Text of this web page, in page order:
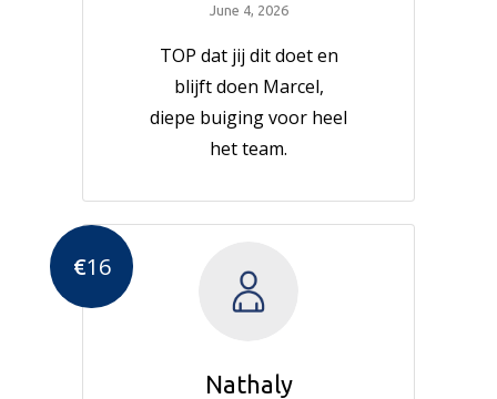
June 4, 2026
TOP dat jij dit doet en
blijft doen Marcel,
diepe buiging voor heel
het team.
€16
Nathaly